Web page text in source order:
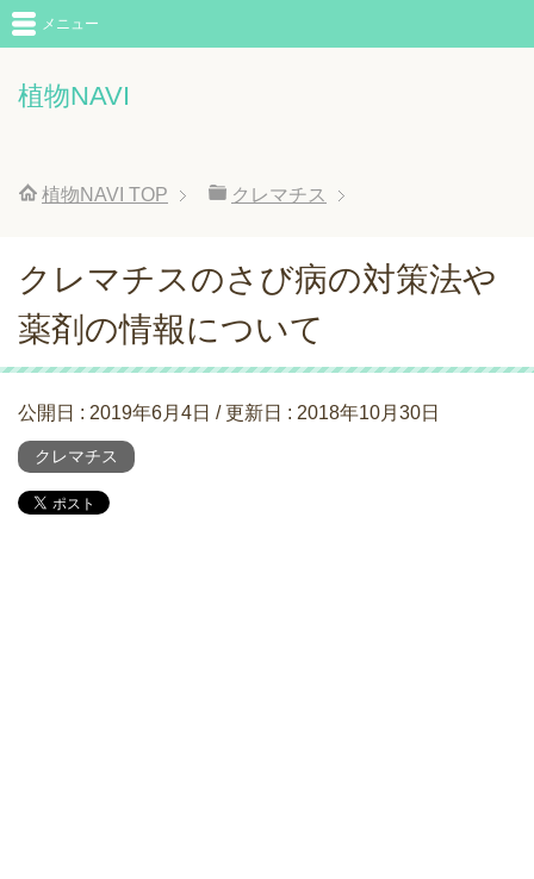
植物NAVI
メニュー
植物NAVI TOP クレマチス
クレマチスのさび病の対策法や
薬剤の情報について
公開日 : 2019年6月4日 / 更新日 : 2018年10月30日
クレマチス